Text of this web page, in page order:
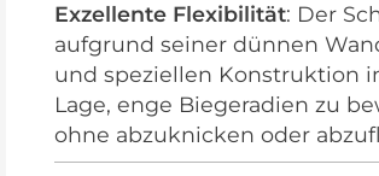
Exzellente Flexibilität: Der
aufgrund seiner dünnen
und speziellen Konstruktion
Lage, enge Biegeradien zu
ohne abzuknicken oder